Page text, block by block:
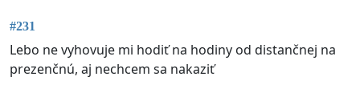
#231
Lebo ne vyhovuje mi hodiť na hodiny od distančnej na
prezenčnú, aj nechcem sa nakaziť